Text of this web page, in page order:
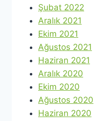
Şubat 2022
Aralık 2021
Ekim 2021
Ağustos 2021
Haziran 2021
Aralık 2020
Ekim 2020
Ağustos 2020
Haziran 2020